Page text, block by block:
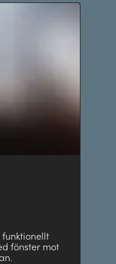
funktionellt
fönster mot